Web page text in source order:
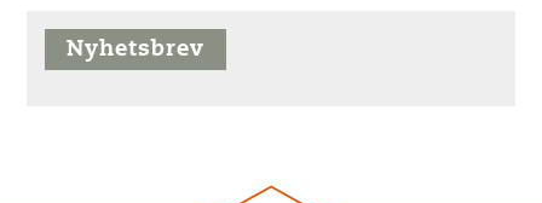
Nyhetsbrev